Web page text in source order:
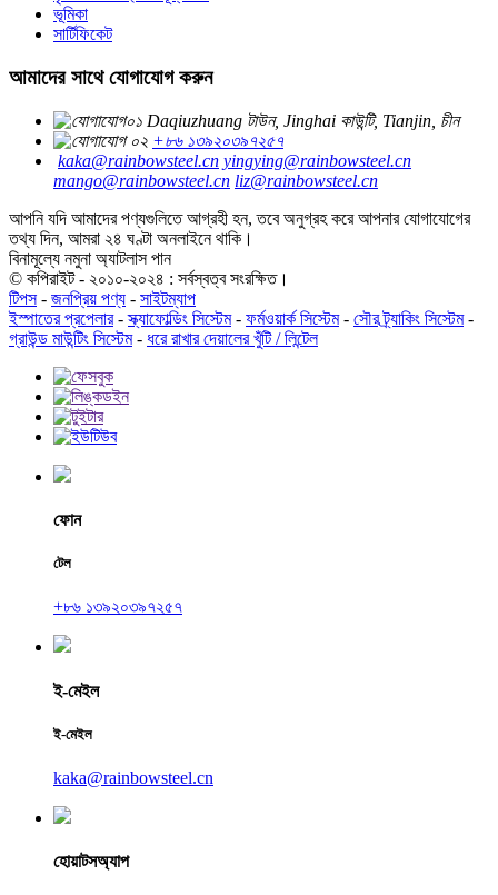
ভূমিকা
সার্টিফিকেট
আমাদের সাথে যোগাযোগ করুন
Daqiuzhuang টাউন, Jinghai কাউন্টি, Tianjin, চীন
+৮৬ ১৩৯২০৩৯৭২৫৭
kaka@rainbowsteel.cn yingying@rainbowsteel.cn
mango@rainbowsteel.cn liz@rainbowsteel.cn
আপনি যদি আমাদের পণ্যগুলিতে আগ্রহী হন, তবে অনুগ্রহ করে আপনার যোগাযোগের
তথ্য দিন, আমরা ২৪ ঘণ্টা অনলাইনে থাকি।
বিনামূল্যে নমুনা অ্যাটলাস পান
© কপিরাইট - ২০১০-২০২৪ : সর্বস্বত্ব সংরক্ষিত।
টিপস- জনপ্রিয় পণ্য - সাইটম্যাপ
ইস্পাতের প্রপেলার-স্ক্যাফোল্ডিং সিস্টেম- ফর্মওয়ার্ক সিস্টেম- সৌর ট্র্যাকিং সিস্টেম-
গ্রাউন্ড মাউন্টিং সিস্টেম- ধরে রাখার দেয়ালের খুঁটি / লিন্টেল
ফোন
টেল
+৮৬ ১৩৯২০৩৯৭২৫৭
ই-মেইল
ই-মেইল
kaka@rainbowsteel.cn
হোয়াটসঅ্যাপ